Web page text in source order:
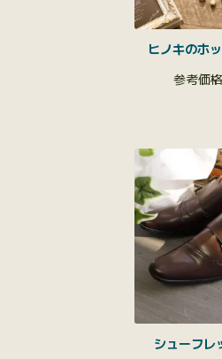
ヒノキのホ
シューフレ